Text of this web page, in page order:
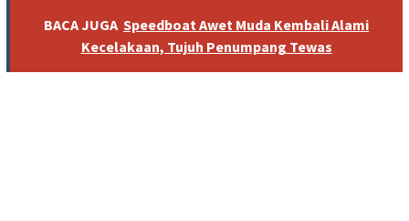
BACA JUGA Speedboat Awet Muda Kembali Alami
Kecelakaan, Tujuh Penumpang Tewas